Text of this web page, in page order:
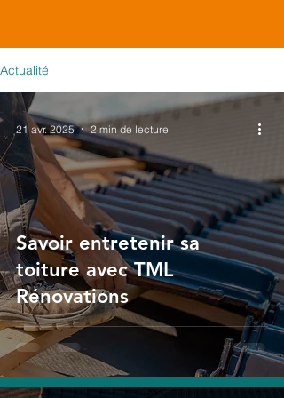
Actualité
Savoir entretenir sa
toiture avec TML
Rénovations
21 avr. 2025 2 min de lecture